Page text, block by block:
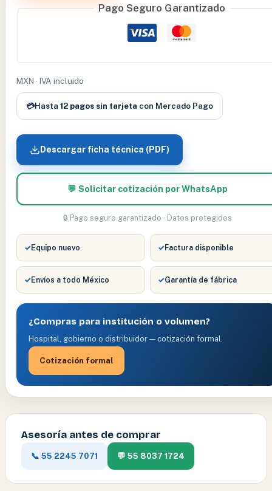
DE
H.P.
cantidad
Pago Seguro Garantizado
MXN · IVA incluido
💳Hasta 12 pagos sin tarjeta con Mercado Pago
Descargar ficha técnica (PDF)
💬 Solicitar cotización por WhatsApp
🔒 Pago seguro garantizado · Datos protegidos
✓Equipo nuevo ✓Factura disponible
✓Envíos a todo México ✓Garantía de fábrica
¿Compras para institución o volumen?
Hospital, gobierno o distribuidor — cotización formal.
Cotización formal
Asesoría antes de comprar
📞 55 2245 7071 💬 55 8037 1724